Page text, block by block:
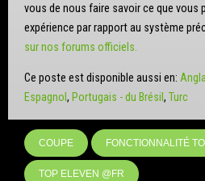
vous de nous faire savoir ce que vous
expérience par rapport au système
sur nos forums officiels.
Ce poste est disponible aussi en:
Espagnol
Portugais - du Brésil Turc
COUPE FONCTIONNALITÉ
TOP ELEVEN @FR